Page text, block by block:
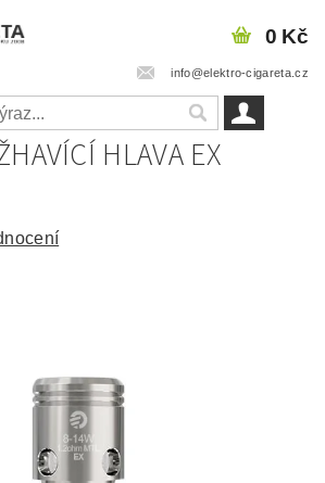
info@elektro-cigareta.cz
0 Kč
HLAVA EX